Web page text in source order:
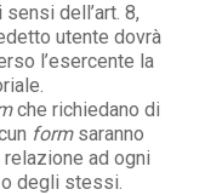
dell’art. 8,
utente dovrà
l’esercente la
che richiedano di
formsaranno
ad ogni
degli stessi.